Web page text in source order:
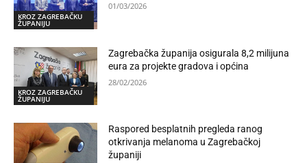
KROZ ZAGREBAČKU
ŽUPANIJU
01/03/2026
KROZ ZAGREBAČKU
ŽUPANIJU
Zagrebačka županija osigurala 8,2 milijuna
eura za projekte gradova i općina
28/02/2026
Raspored besplatnih pregleda ranog
otkrivanja melanoma u Zagrebačkoj
županiji